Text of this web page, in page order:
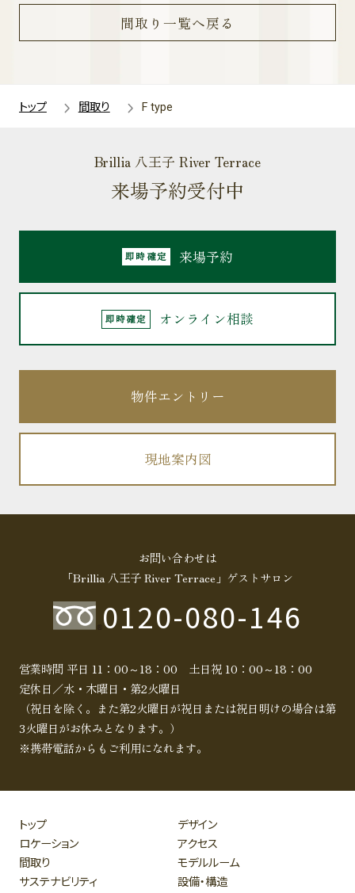
間取り一覧へ戻る
トップ 間取り F type
Brillia 八王子 River Terrace
来場予約受付中
来場予約
オンライン相談
物件エントリー
現地案内図
お問い合わせは
「Brillia 八王子 River Terrace」ゲストサロン
0120-080-146
営業時間 平日 11：00～18：00 土日祝 10：00～18：00
定休日／水・木曜日・第2火曜日
（祝日を除く。また第2火曜日が祝日または祝日明けの場合は第
3火曜日がお休みとなります。）
※携帯電話からもご利用になれます。
トップ
デザイン
ロケーション
アクセス
間取り
モデルルーム
サステナビリティ
設備・構造